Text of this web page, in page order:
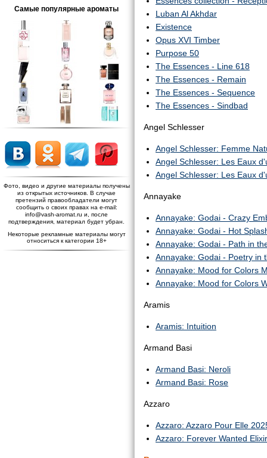
Самые популярные ароматы
Фото, видео и другие материалы получены
из открытых источников. В случае
претензий правообладатели могут
сообщить о своих правах на e-mail:
info@vash-aromat.ru и, после
подтверждения, материал будет убран.
Некоторые рекламные материалы могут
относиться к категории 18+
Luban Al Akhdar
Existence
Opus XVI Timber
Purpose 50
The Essences - Line 618
The Essences - Remain
The Essences - Sequence
The Essences - Sindbad
Angel Schlesser
Angel Schlesser: Femme
Angel Schlesser: Les Eaux
Angel Schlesser: Les Eaux
Annayake
Annayake: Godai - Crazy
Annayake: Godai - Hot
Annayake: Godai - Path in
Annayake: Godai - Poetry in
Annayake: Mood for Colors
Annayake: Mood for Colors
Aramis
Aramis: Intuition
Armand Basi
Armand Basi: Neroli
Armand Basi: Rose
Azzaro
Azzaro: Azzaro Pour Elle
Azzaro: Forever Wanted Elixir